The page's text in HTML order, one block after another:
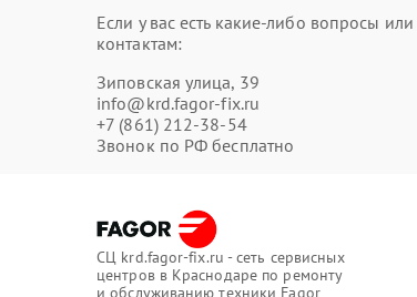
Если у вас есть какие-либо вопросы
контактам:
Зиповская улица, 39
info@krd.fagor-fix.ru
+7 (861) 212-38-54
Звонок по РФ бесплатно
СЦ krd.fagor-fix.ru - сеть сервисных
центров в Краснодаре по ремонту
и обслуживанию техники Fagor